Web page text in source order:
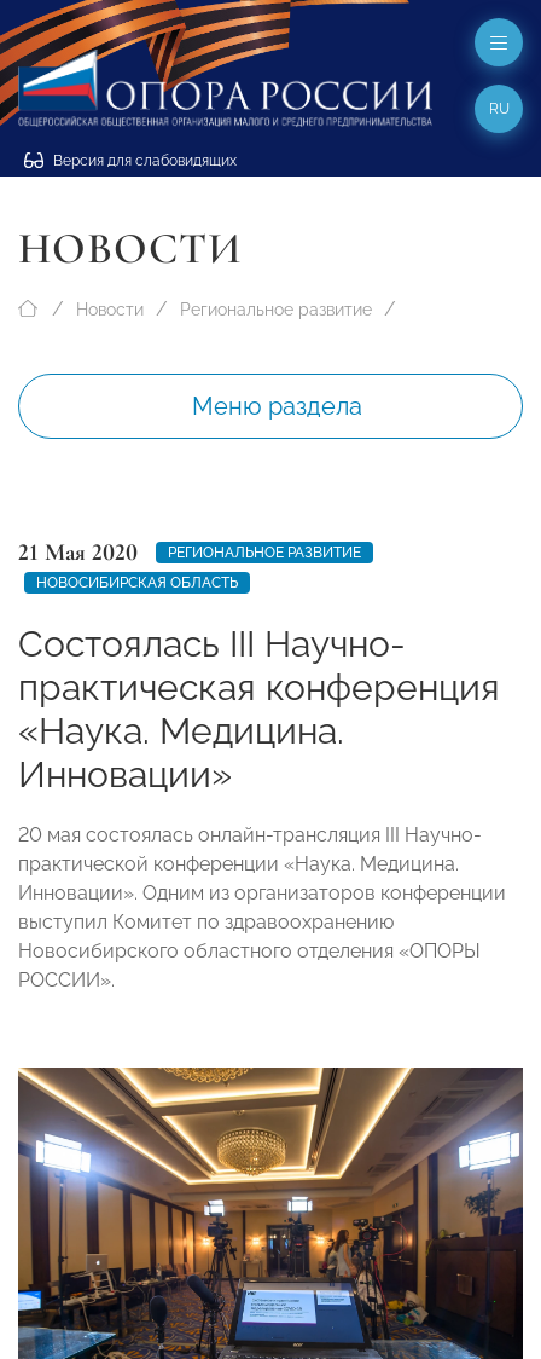
Версия для слабовидящих
RU
НОВОСТИ
Новости Региональное развитие
Меню раздела
21 Мая 2020
РЕГИОНАЛЬНОЕ РАЗВИТИЕ
НОВОСИБИРСКАЯ ОБЛАСТЬ
Состоялась III Научно-
практическая конференция
«Наука. Медицина.
Инновации»
20 мая состоялась онлайн-трансляция III Научно-
практической конференции «Наука. Медицина.
Инновации». Одним из организаторов конференции
выступил Комитет по здравоохранению
Новосибирского областного отделения «ОПОРЫ
РОССИИ».